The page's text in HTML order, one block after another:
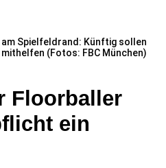
Spielfeldrand: Künftig sollen
(Fotos: FBC München)
Floorballer
ein